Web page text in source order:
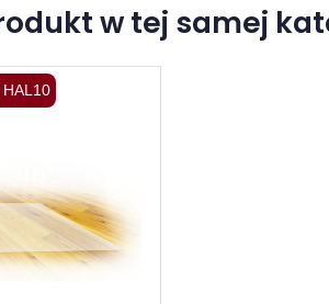
w tej samej